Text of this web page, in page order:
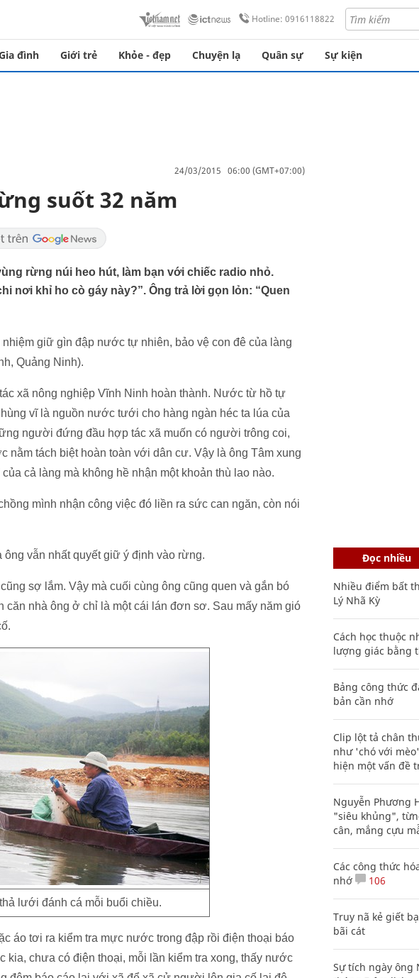
Hotline: 0916118822
đình Giới trẻ Khỏe - đẹp Chuyện lạ Quân sự Sự kiện
24/03/2015 06:00 (GMT+07:00)
suốt 32 năm
rừng núi heo hút, làm bạn với chiếc radio nhỏ.
nơi khỉ ho cò gáy này?”. Ông trả lời gọn lỏn: “Quen
giữ gìn đập nước tự nhiên, bảo vệ con đê của làng
Quảng Ninh).
xã nông nghiệp Vĩnh Ninh hoàn thành. Nước từ hồ tự
vĩ là nguồn nước tưới cho hàng ngàn héc ta lúa của
người đứng đầu hợp tác xã muốn có người trông coi,
tách biệt hoàn toàn với dân cư. Vậy là ông Tâm xung
cả làng mà không hề nhận một khoản thù lao nào.
mình nhận công việc đó liền ra sức can ngăn, còn nói
vẫn nhất quyết giữ ý định vào rừng.
sợ lắm. Vậy mà cuối cùng ông cũng quen và gắn bó
nhà ông ở chỉ là một cái lán đơn sơ. Sau mấy năm gió
lưới đánh cá mỗi buổi chiều.
áo tơi ra kiểm tra mực nước trong đập rồi điện thoại báo
kia, chưa có điện thoại, mỗi lần kiểm tra xong, thấy nước
Đọc nhiều
Nhiều điểm bất
Lý Nhã Kỳ
Cách học thuộc
lượng giác bằng
Bảng công thức
bản cần nhớ
Clip lột tả chân
như 'chó với
hiện một vấn đề
Nguyễn Phương
"siêu khủng",
cân, mắng cựu
Các công thức
nhớ
106
Truy nã kẻ giết
bãi cát
Sự tích ngày ông